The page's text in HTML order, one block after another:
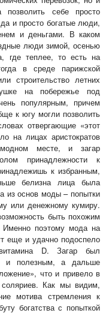
себе просто
и просто богатые люди,
и деньгами. В каком
люди зимой, осенью
где теплее, то есть на
в среде парижской
строительство летних
на побережье под
популярным, причем
к югу могли позволить
отвергающие «этот
на лицах аристократов
месте, и загар
принадлежности к
к избранным,
белизна лица была
из основ моды – попытки
или денежному кумиру.
быть похожим
Именно поэтому мода на
еще и удачно подоспело
D. Загар был
и полезным, а дальше
что и привело в
Как мы видим,
мотива стремления к
богатства с попыткой